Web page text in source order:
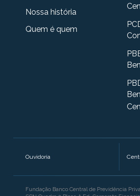
Nossa história
Quem é quem
Ouvidoria
Fundação Banco Central de Previdência